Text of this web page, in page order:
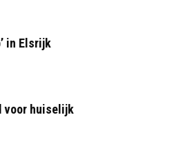
in Elsrijk
voor huiselijk